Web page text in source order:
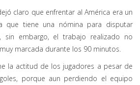
claro que enfrentar al América era un
que tiene una nómina para disputar
sin embargo, el trabajo realizado no
marcada durante los 90 minutos.
la actitud de los jugadores a pesar de
porque aun perdiendo el equipo